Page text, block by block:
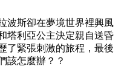
波斯卻在夢境世界裡興風
塔利亞公主決定親自送昏
了緊張刺激的旅程，最後
該怎麼辦？？